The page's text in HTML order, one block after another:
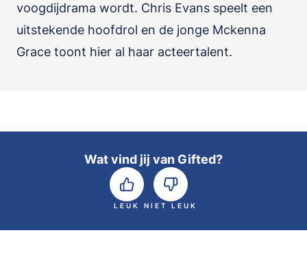
voogdijdrama wordt. Chris Evans speelt een
uitstekende hoofdrol en de jonge Mckenna
Grace toont hier al haar acteertalent.
Wat vind jij van Gifted?
LEUK NIET LEUK